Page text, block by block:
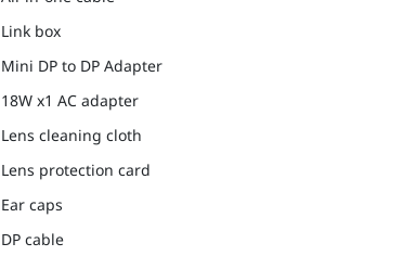
Link box
Mini DP to DP Adapter
18W x1 AC adapter
Lens cleaning cloth
Lens protection card
Ear caps
DP cable